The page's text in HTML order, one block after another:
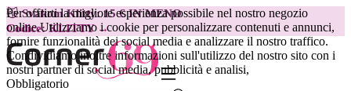
Per offrirti la migliore esperienza possibile nel nostro negozio
online.Utilizziamo i cookie per personalizzare contenuti e annunci,
fornire funzionalità dei social media e analizzare il nostro traffico.
Condividiamo inoltre informazioni sull'utilizzo del nostro sito con i
nostri partner di social media, pubblicità e analisi,
Obbligatorio
😽Svakom Klitty: 15 € IN MENO
Codice: KLITTY →